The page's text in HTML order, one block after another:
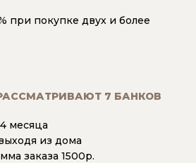
при покупке двух и более
7 БАНКОВ
месяца
из дома
заказа 1500р.